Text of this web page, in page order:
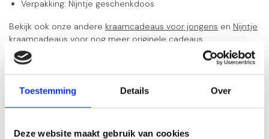
Toestemming Details Over
Deze website maakt gebruik van cookies
Verpakking: Nijntje geschenkdoos
Bekijk ook onze andere kraamcadeaus voor jongens en Nijntje
kraamcadeaus voor nog meer originele cadeaus.
Zijn er vragen over het geboorte cadeau pakket, neem dan
gerust
contact